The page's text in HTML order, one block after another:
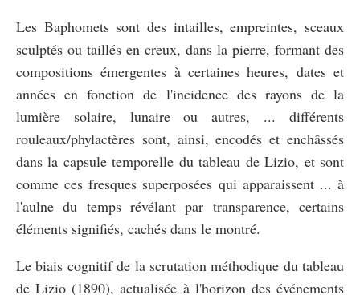
Les Baphomets sont des intailles, empreintes, sceaux
sculptés ou taillés en creux, dans la pierre, formant des
compositions émergentes à certaines heures, dates et
années en fonction de l'incidence des rayons de la
lumière solaire, lunaire ou autres, ... différents
rouleaux/phylactères sont, ainsi, encodés et enchâssés
dans la capsule temporelle du tableau de Lizio, et sont
comme ces fresques superposées qui apparaissent ... à
l'aulne du temps révélant par transparence, certains
éléments signifiés, cachés dans le montré.
Le biais cognitif de la scrutation méthodique du tableau
de Lizio (1890), actualisée à l'horizon des événements